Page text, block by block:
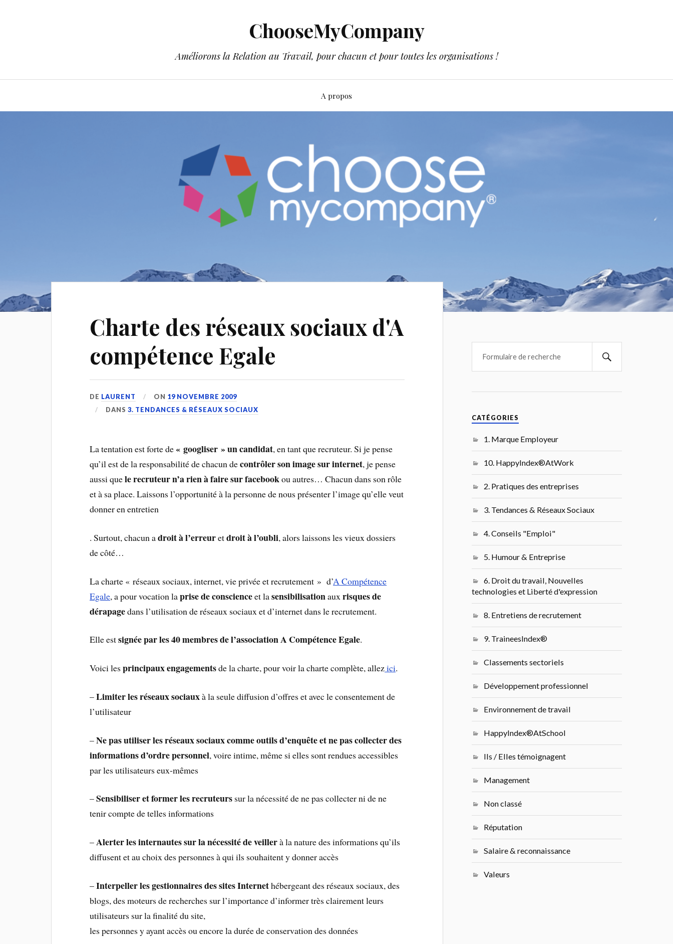
ChooseMyCompany
Améliorons la Relation au Travail, pour chacun et pour toutes les organisations !
A propos
Charte des réseaux sociaux d'A
compétence Egale
DE LAURENT ON 19 NOVEMBRE 2009
DANS3. TENDANCES & RÉSEAUX SOCIAUX
La tentation est forte de« googliser » un candidat, en tant que recruteur. Si je pense
qu’il est de la responsabilité de chacun decontrôler son image sur internet, je pense
aussi quele recruteur n’a rien à faire sur facebookou autres… Chacun dans son rôle
et à sa place. Laissons l’opportunité à la personne de nous présenter l’image qu’elle veut
donner en entretien
. Surtout, chacun adroit à l’erreuretdroit à l’oubli, alors laissons les vieux dossiers
de côté…
La charte « réseaux sociaux, internet, vie privée et recrutement » d’A Compétence
Egale, a pour vocation laprise de conscienceet lasensibilisationauxrisques de
dérapagedans l’utilisation de réseaux sociaux et d’internet dans le recrutement.
Elle estsignée par les 40 membres de l’association A Compétence Egale.
Voici lesprincipaux engagementsde la charte, pour voir la charte complète, allezici.
–Limiter les réseaux sociauxà la seule diffusion d’offres et avec le consentement de
l’utilisateur
–Ne pas utiliser les réseaux sociaux comme outils d’enquête et ne pas collecter des
informations d’ordre personnel, voire intime, même si elles sont rendues accessibles
par les utilisateurs eux-mêmes
–Sensibiliser et former les recruteurs sur la nécessité de ne pas collecter ni de ne
tenir compte de telles informations
–Alerter les internautes sur la nécessité de veillerà la nature des informations qu’ils
diffusent et au choix des personnes à qui ils souhaitent y donner accès
–Interpeller les gestionnaires des sites Internethébergeant des réseaux sociaux, des
blogs, des moteurs de recherches sur l’importance d’informer très clairement leurs
utilisateurs sur la finalité du site,
les personnes y ayant accès ou encore la durée de conservation des données
CATÉGORIES
1. Marque Employeur
10. HappyIndex®AtWork
2. Pratiques des entreprises
3. Tendances & Réseaux Sociaux
4. Conseils "Emploi"
5. Humour & Entreprise
6. Droit du travail, Nouvelles
technologies et Liberté d'expression
8. Entretiens de recrutement
9. TraineesIndex®
Classements sectoriels
Développement professionnel
Environnement de travail
HappyIndex®AtSchool
Ils / Elles témoignagent
Management
Non classé
Réputation
Salaire & reconnaissance
Valeurs